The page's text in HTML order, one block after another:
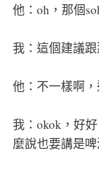
他：oh，那個
我：這個建議
他：不一樣啊
我：okok，好
麼說也要講是